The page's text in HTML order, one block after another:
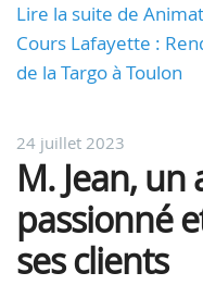
Lire la suite de
Cours Lafayette :
de la Targo à Toulon
24 juillet 2023
M. Jean,
passionné
ses clients